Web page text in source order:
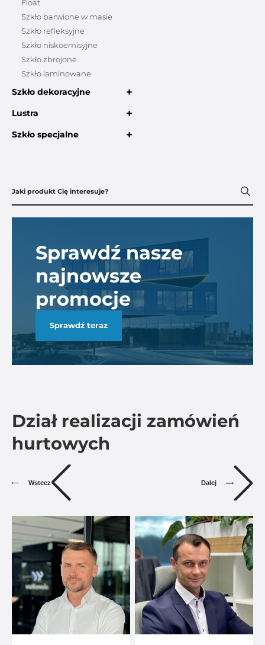
Float
Szkło barwione w masie
Szkło refleksyjne
Szkło niskoemisyjne
Szkło zbrojone
Szkło laminowane
Szkło dekoracyjne +
Lustra +
Szkło specjalne +
Sprawdź nasze
najnowsze
promocje
Sprawdź teraz
Dział realizacji zamówień
hurtowych
Wstecz Dalej